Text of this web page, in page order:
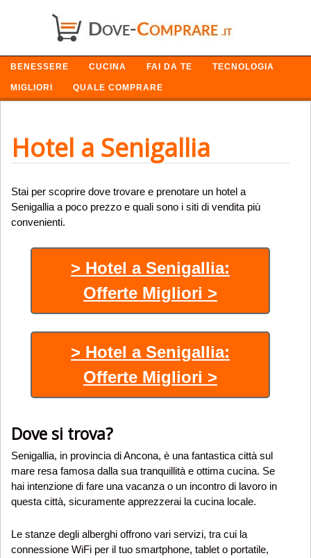
SETTORI
BENESSERE CUCINA FAI DA TE TECNOLOGIA
MIGLIORI QUALE COMPRARE
Hotel a Senigallia
Stai per scoprire dove trovare e prenotare un hotel a
Senigallia a poco prezzo e quali sono i siti di vendita più
convenienti.
> Hotel a Senigallia:
Offerte Migliori >
> Hotel a Senigallia:
Offerte Migliori >
Dove si trova?
Senigallia, in provincia di Ancona, è una fantastica città sul
mare resa famosa dalla sua tranquillità e ottima cucina. Se
hai intenzione di fare una vacanza o un incontro di lavoro in
questa città, sicuramente apprezzerai la cucina locale.
Le stanze degli alberghi offrono vari servizi, tra cui la
connessione WiFi per il tuo smartphone, tablet o portatile,